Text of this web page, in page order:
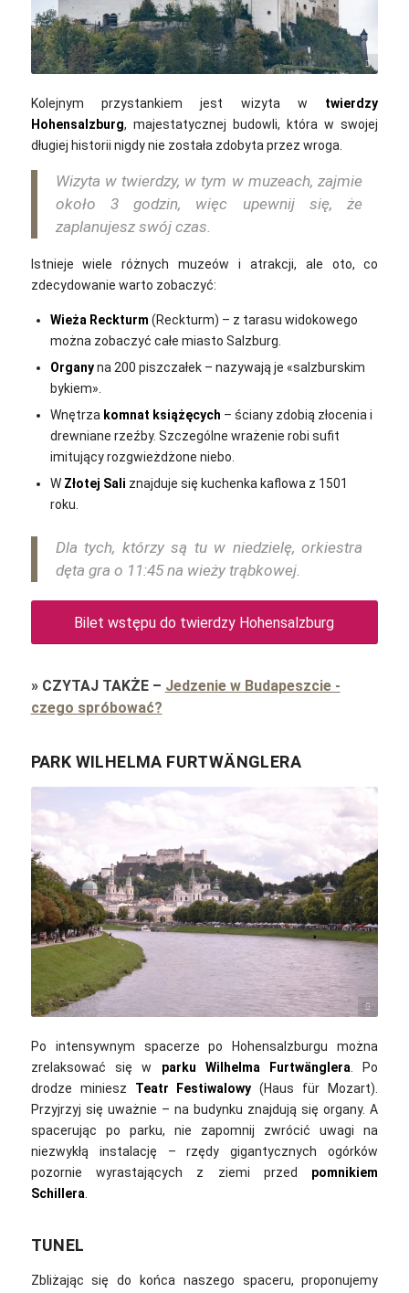
Sinousxl / pixabay
Kolejnym przystankiem jest wizyta w twierdzy
Hohensalzburg, majestatycznej budowli, która w swojej
długiej historii nigdy nie została zdobyta przez wroga.
Wizyta w twierdzy, w tym w muzeach, zajmie
około 3 godzin, więc upewnij się, że
zaplanujesz swój czas.
Istnieje wiele różnych muzeów i atrakcji, ale oto, co
zdecydowanie warto zobaczyć:
Wieża Reckturm (Reckturm) – z tarasu widokowego
można zobaczyć całe miasto Salzburg.
Organyna 200 piszczałek – nazywają je «salzburskim
bykiem».
Wnętrza komnat książęcych – ściany zdobią złocenia i
drewniane rzeźby. Szczególne wrażenie robi sufit
imitujący rozgwieżdżone niebo.
W Złotej Sali znajduje się kuchenka kaflowa z 1501
roku.
Dla tych, którzy są tu w niedzielę, orkiestra
dęta gra o 11:45 na wieży trąbkowej.
Bilet wstępu do twierdzy Hohensalzburg
» CZYTAJ TAKŻE– Jedzenie w Budapeszcie -
czego spróbować?
PARK WILHELMA FURTWÄNGLERA
June O / Unsplash
Po intensywnym spacerze po Hohensalzburgu można
zrelaksować się w parku Wilhelma Furtwänglera . Po
drodze miniesz Teatr Festiwalowy (Haus für Mozart).
Przyjrzyj się uważnie – na budynku znajdują się organy. A
spacerując po parku, nie zapomnij zwrócić uwagi na
niezwykłą instalację – rzędy gigantycznych ogórków
pozornie wyrastających z ziemi przed pomnikiem
Schillera
TUNEL
Zbliżając się do końca naszego spaceru, proponujemy